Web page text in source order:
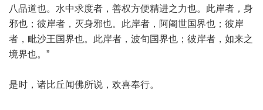
八品道也。水中求度者，善权方便精进之力也。此岸者，身
邪也；彼岸者，灭身邪也。此岸者，阿阇世国界也；彼岸
者，毗沙王国界也。此岸者，波旬国界也；彼岸者，如来之
境界也。”
是时，诸比丘闻佛所说，欢喜奉行。